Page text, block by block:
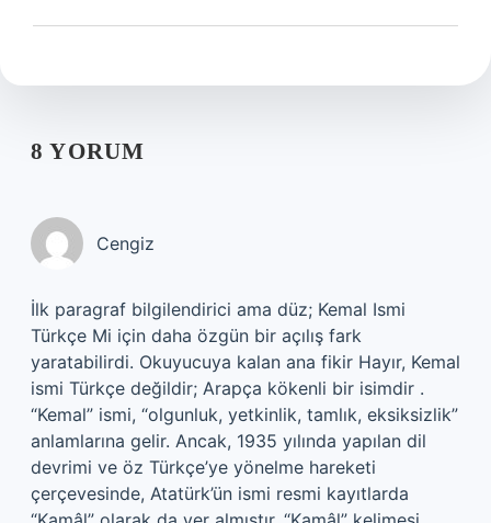
8 YORUM
Cengiz
İlk paragraf bilgilendirici ama düz; Kemal Ismi
Türkçe Mi için daha özgün bir açılış fark
yaratabilirdi. Okuyucuya kalan ana fikir Hayır, Kemal
ismi Türkçe değildir; Arapça kökenli bir isimdir .
“Kemal” ismi, “olgunluk, yetkinlik, tamlık, eksiksizlik”
anlamlarına gelir. Ancak, 1935 yılında yapılan dil
devrimi ve öz Türkçe’ye yönelme hareketi
çerçevesinde, Atatürk’ün ismi resmi kayıtlarda